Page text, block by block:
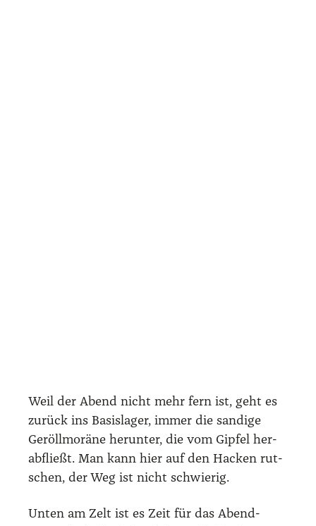
Weil der Abend nicht mehr fern ist, geht es
zurück ins Basis­la­ger, immer die san­di­ge
Geröll­mo­rä­ne her­un­ter, die vom Gip­fel her­
ab­fließt. Man kann hier auf den Hacken rut­
schen, der Weg ist nicht schwie­rig.
Unten am Zelt ist es Zeit für das Abend­